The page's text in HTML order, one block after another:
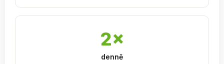
2×
denně